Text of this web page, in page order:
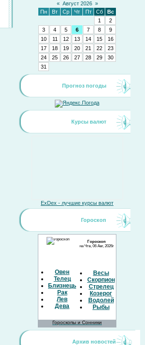
« Август 2026 »
Пн
Вт Ср Чт Пт Сб
Вс
1
2
3
4 5 6 7 8
9
10
11 12 13 14 15
16
17
18 19 20 21 22
23
24
25 26 27 28 29
30
31
Прогноз погоды
Курсы валют
ExDex - лучшие курсы валют
Гороскоп
Гороскоп
на Чтв, 06 Авг, 2026г
Овен
Телец
Близнецы
Рак
Лев
Дева
Весы
Скорпион
Стрелец
Козерог
Водолей
Рыбы
Гороскопы и Сонники
Архив новостей